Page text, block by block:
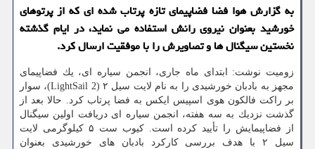
به گزارش هوا فضا فضاپیمای تازه پرتاب شده ای كه از پرتوهای
خورشید بعنوان نیروی رانش استفاده می نماید، در ایام گذشته
نخستین سیگنال ها و تصاویرش را با موفقیت ارسال كرد.
زومیت نوشت: ابتدای ماه جاری، انجمن سیاره ای، یك فضاپیمای
مجهز به بادبان خورشیدی را به نام لایت سیل ۲ (LightSail 2)، سوار
بر راكت فالكون هوی اسپیس ایكس به فضا پرتاب كرد. حالا بعد از
گذشت نزدیك به سه هفته، انجمن سیاره ای دریافت اولین سیگنال
از فضاپیمایش را تأیید كرده است. كیوب ست ۵ كیلوگرمی لایت
سیل ۲ با هدف بررسی كاركرد بادبان های خورشیدی بعنوان